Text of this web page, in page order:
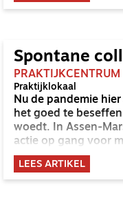
Spontane
PRAKTIJKCENTRUM
Praktijklokaal
Nu de pandemie
het goed te
woedt. In Assen-
actie op gang voor
LEES ARTIKEL